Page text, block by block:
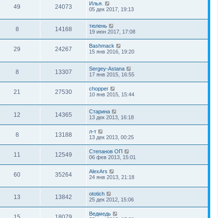
49 24073
Илья.
05 дек 2017, 19:13
8 14168
тюлень
19 июн 2017, 17:08
29 24267
Bashmack
15 янв 2016, 19:20
8 13307
Sergey-Astana
17 янв 2015, 16:55
21 27530
chopper
10 янв 2015, 15:44
12 14365
Старина
13 дек 2013, 16:18
8 13188
л-т
13 дек 2013, 00:25
11 12549
Степанов ОП
06 фев 2013, 15:01
60 35264
AlexArs
24 янв 2013, 21:18
13 13842
ototich
25 дек 2012, 15:06
Ведмедь